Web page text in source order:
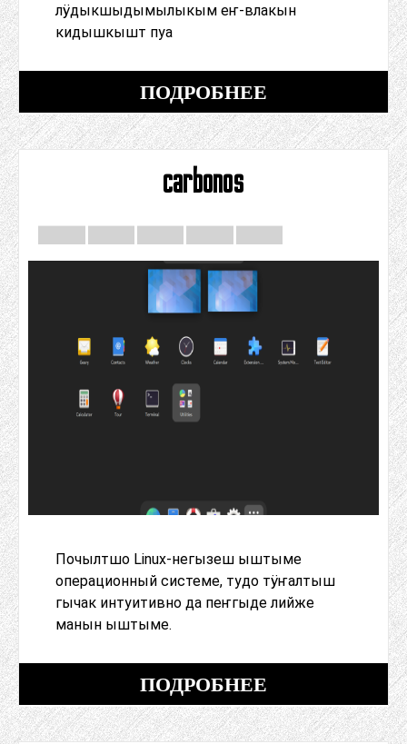
лӱдыкшыдымылыкым еҥ-влакын
кидышкышт пуа
ПОДРОБНЕЕ
carbonos
Почылтшо Linux-негызеш ыштыме
операционный системе, тудо тӱҥалтыш
гычак интуитивно да пеҥгыде лийже
манын ыштыме.
ПОДРОБНЕЕ